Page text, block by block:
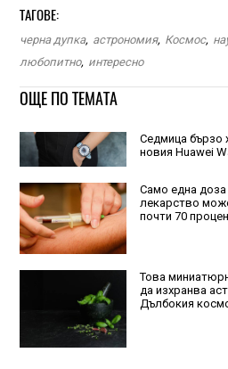
ТАГОВЕ:
черна дупка, астрономия, Космос,
любопитно, интересно
ОЩЕ ПО ТЕМАТА
Седмица бързо
новия Huawei
Само една
лекарство
почти 70
Това
да изхранва
Дълбокия